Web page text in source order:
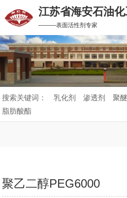
江苏省海安石油
———表面活性剂专家
搜索关键词： 乳化剂 渗透剂 聚醚
脂肪酸酯
聚乙二醇PEG6000